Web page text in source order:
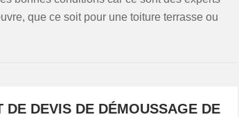
que ce soit pour une toiture terrasse ou
DE DEVIS DE DÉMOUSSAGE DE